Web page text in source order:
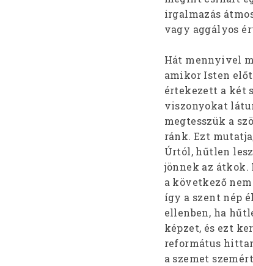
irgalmazás
vagy aggályos
Hát mennyivel
amikor Isten
értekezett a két
viszonyokat
megtesszük a
ránk. Ezt
Úrtól, hűtlen
jönnek az
a következő
így a szent nép
ellenben, ha
képzet, és ezt
református
a szemet